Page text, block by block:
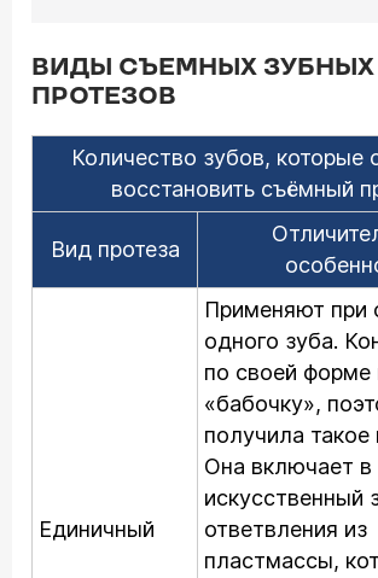
ВИДЫ СЪЕМНЫХ ЗУБНЫХ
ПРОТЕЗОВ
Количество зубов, которые
восстановить съёмный
Вид протеза
Единичный
Применяют при
одного зуба.
по своей форме
«бабочку»,
получила такое
Она включает в
искусственный
ответвления из
пластмассы,